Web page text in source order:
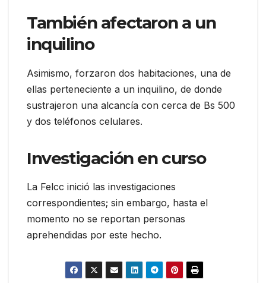
También afectaron a un
inquilino
Asimismo, forzaron dos habitaciones, una de
ellas perteneciente a un inquilino, de donde
sustrajeron una alcancía con cerca de Bs 500
y dos teléfonos celulares.
Investigación en curso
La Felcc inició las investigaciones
correspondientes; sin embargo, hasta el
momento no se reportan personas
aprehendidas por este hecho.